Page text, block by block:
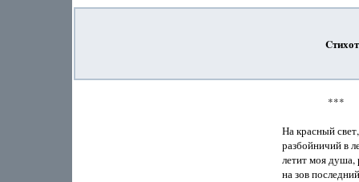
                   ***
На красный
разбойничий в
летит моя душа,
на зов